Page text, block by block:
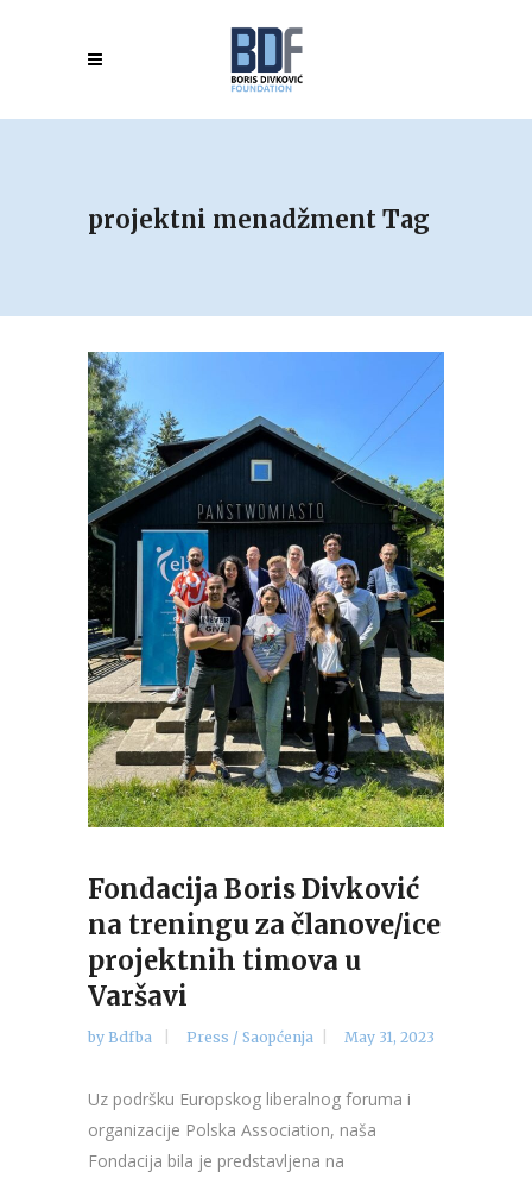
projektni menadžment Tag
Fondacija Boris Divković
na treningu za članove/ice
projektnih timova u
Varšavi
by Bdfba Press / Saopćenja May 31, 2023
Uz podršku Europskog liberalnog foruma i
organizacije Polska Association, naša
Fondacija bila je predstavljena na